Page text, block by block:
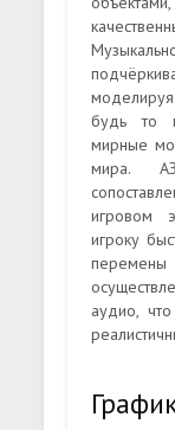
будь то
мирные
мира.
игровом
игроку
перемены
аудио,